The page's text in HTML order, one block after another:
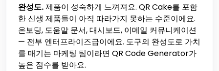
완성도.제품이 성숙하게 느껴져요. QR Cake를 포함
한 신생 제품들이 아직 따라가지 못하는 수준이에요.
온보딩, 도움말 문서, 대시보드, 이메일 커뮤니케이션
— 전부 엔터프라이즈급이에요. 도구의 완성도로 가치
를 매기는 마케팅 팀이라면 QR Code Generator가
높은 점수를 받아요.